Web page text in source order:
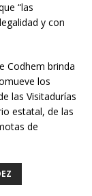
“las
y con
Codhem brinda
los
las Visitadurías
estatal, de las
de